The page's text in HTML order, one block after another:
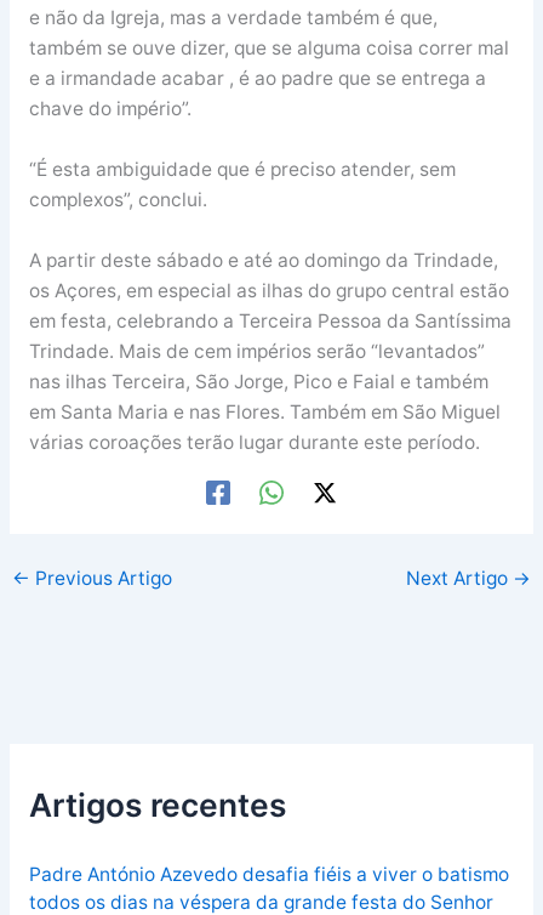
e não da Igreja, mas a verdade também é que,
também se ouve dizer, que se alguma coisa correr mal
e a irmandade acabar , é ao padre que se entrega a
chave do império”.
“É esta ambiguidade que é preciso atender, sem
complexos”, conclui.
A partir deste sábado e até ao domingo da Trindade,
os Açores, em especial as ilhas do grupo central estão
em festa, celebrando a Terceira Pessoa da Santíssima
Trindade. Mais de cem impérios serão “levantados”
nas ilhas Terceira, São Jorge, Pico e Faial e também
em Santa Maria e nas Flores. Também em São Miguel
várias coroações terão lugar durante este período.
← Previous Artigo Next Artigo →
Artigos recentes
Padre António Azevedo desafia fiéis a viver o batismo
todos os dias na véspera da grande festa do Senhor